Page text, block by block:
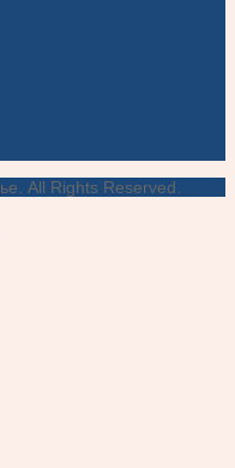
All Rights Reserved.